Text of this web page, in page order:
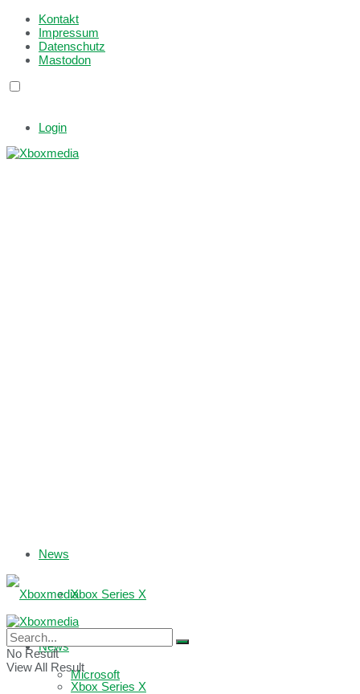
Kontakt
Impressum
Datenschutz
Mastodon
Login
News
Xbox Series X
Microsoft
News
Xbox Series X
No Result
View All Result